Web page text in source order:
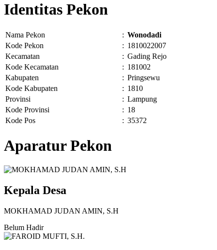
Identitas Pekon
Nama Pekon : Wonodadi
Kode Pekon
: 1810022007
Kecamatan
: Gading Rejo
Kode Kecamatan
: 181002
Kabupaten
: Pringsewu
Kode Kabupaten
: 1810
Provinsi
: Lampung
Kode Provinsi
: 18
Kode Pos
: 35372
Aparatur Pekon
Kepala Desa
MOKHAMAD JUDAN AMIN, S.H
Belum Hadir